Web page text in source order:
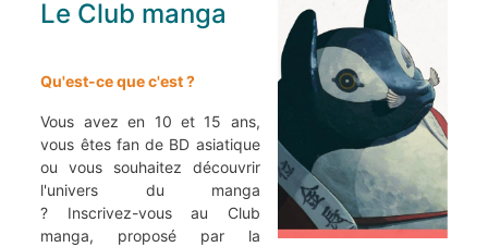
Le Club manga
Qu'est-ce que c'est ?
Vous avez en 10 et 15 ans,
vous êtes fan de BD asiatique
ou vous souhaitez découvrir
l'univers du manga
? Inscrivez-vous au Club
manga, proposé par la